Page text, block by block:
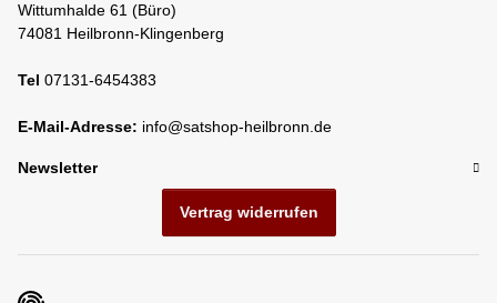
Wittumhalde 61 (Büro)
74081 Heilbronn-Klingenberg
Tel 07131-6454383
E-Mail-Adresse: info@satshop-heilbronn.de
Newsletter
Vertrag widerrufen